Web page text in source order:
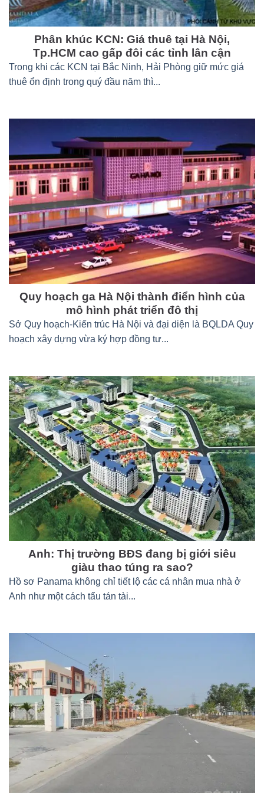
Phân khúc KCN: Giá thuê tại Hà Nội,
Tp.HCM cao gấp đôi các tỉnh lân cận
Trong khi các KCN tại Bắc Ninh, Hải Phòng giữ mức giá
thuê ổn định trong quý đầu năm thì...
Quy hoạch ga Hà Nội thành điển hình của
mô hình phát triển đô thị
Sở Quy hoạch-Kiến trúc Hà Nội và đại diện là BQLDA Quy
hoạch xây dựng vừa ký hợp đồng tư...
Anh: Thị trường BĐS đang bị giới siêu
giàu thao túng ra sao?
Hồ sơ Panama không chỉ tiết lộ các cá nhân mua nhà ở
Anh như một cách tẩu tán tài...